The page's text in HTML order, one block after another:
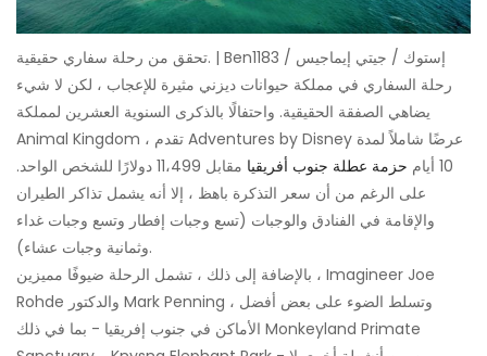
تحقق من رحلة سفاري حقيقية. | Ben1183 / إستوك / جيتي إيماجيس
رحلة السفاري في مملكة حيوانات ديزني مثيرة للإعجاب ، لكن لا شيء
يضاهي الصفقة الحقيقية. واحتفالًا بالذكرى السنوية العشرين لمملكة
Animal Kingdom ، تقدم Adventures by Disney عرضًا شاملاً لمدة
10 أيام
حزمة عطلة جنوب أفريقيا
مقابل 11،499 دولارًا للشخص الواحد.
على الرغم من أن سعر التذكرة باهظ ، إلا أنه يشمل تذاكر الطيران
والإقامة في الفنادق والوجبات (تسع وجبات إفطار وتسع وجبات غداء
وثمانية وجبات عشاء).
بالإضافة إلى ذلك ، تشمل الرحلة ضيوفًا مميزين ، Imagineer Joe
Rohde والدكتور Mark Penning ، وتسلط الضوء على بعض أفضل
الأماكن في جنوب إفريقيا - بما في ذلك Monkeyland Primate